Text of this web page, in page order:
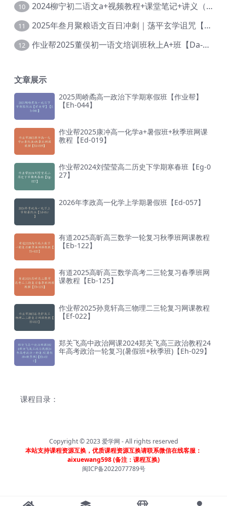
10 2024柳宁初二语文a+视频教程+课堂笔记+讲义（暑假班+秋季班）【Da-003】
11 2025年叁月聚粮语文百日冲刺｜荡平玄学诅咒【Ea-001】
12 作业帮2025董俣初一语文培训班秋上A+班【Da-038】
文章展示
2025周峤矞高一政治下学期寒假班【作业帮】
【Eh-044】
作业帮2025康冲高一化学a+暑假班+秋季班网课
教程【Ed-019】
作业帮2024刘莹莹高二历史下学期寒春班【Eg-0
27】
2026年李政高一化学上学期暑假班【Ed-057】
有道2025高昕高三数学一轮复习秋季班网课教程
【Eb-122】
有道2025高昕高三数学高考二三轮复习春季班网
课教程【Eb-125】
作业帮2025孙竟轩高三物理二三轮复习网课教程
【Ef-022】
郑关飞高中政治网课2024郑关飞高三政治教程24
年高考政治一轮复习(暑假班+秋季班)【Eh-029】
课程目录：
Copyright © 2023爱学网 - All rights reserved
本站支持课程资源互换，优质课程资源互换请联系微信在线客服：
aixuewang598 (备注：课程互换)
闽ICP备2022077789号